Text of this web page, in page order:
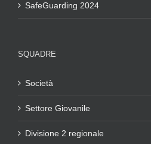
SafeGuarding 2024
SQUADRE
Società
Settore Giovanile
Divisione 2 regionale